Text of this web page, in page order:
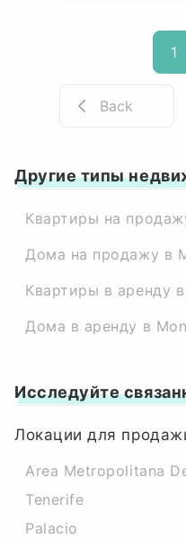
1
Back
Другие типы
Квартиры на
Дома на продажу в
Квартиры в аренду
Дома в аренду в
Исследуйте
Локации для
Area Metropolitana
Tenerife
Palacio